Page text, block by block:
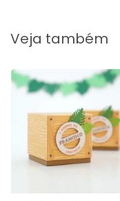
Veja também